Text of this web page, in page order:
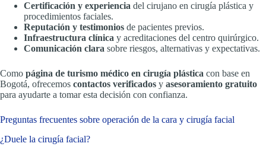
Certificación y experiencia del cirujano en cirugía plástica y
procedimientos faciales.
Reputación y testimonios de pacientes previos.
Infraestructura clínica y acreditaciones del centro quirúrgico.
Comunicación clara sobre riesgos, alternativas y expectativas.
Como página de turismo médico en cirugía plástica con base en
Bogotá, ofrecemos contactos verificados y asesoramiento gratuito
para ayudarte a tomar esta decisión con confianza.
Preguntas frecuentes sobre operación de la cara y cirugía facial
¿Duele la cirugía facial?